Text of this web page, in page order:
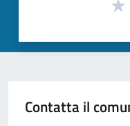
Contatta il